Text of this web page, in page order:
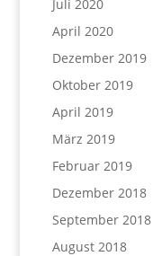
Juli 2020
April 2020
Dezember 2019
Oktober 2019
April 2019
März 2019
Februar 2019
Dezember 2018
September 2018
August 2018